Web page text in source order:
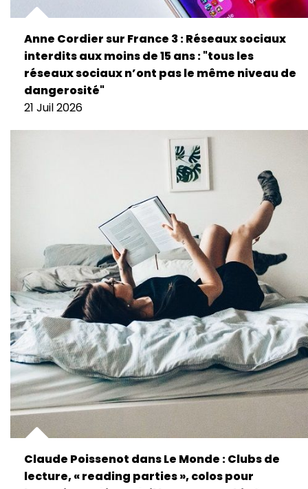
Anne Cordier sur France 3 : Réseaux sociaux
interdits aux moins de 15 ans : "tous les
réseaux sociaux n’ont pas le même niveau de
dangerosité"
21 Juil 2026
Claude Poissenot dans Le Monde : Clubs de
lecture, « reading parties », colos pour